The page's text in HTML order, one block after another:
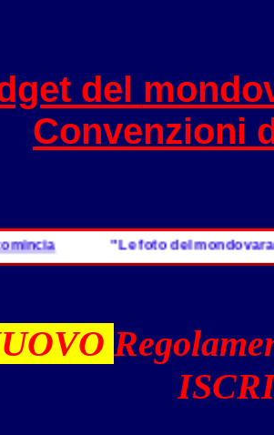
del
Convenzioni
"Le foto del